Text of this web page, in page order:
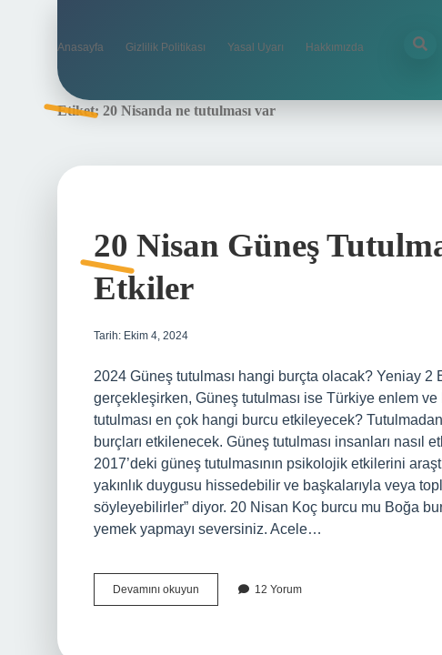
Anasayfa Gizlilik Politikası Yasal Uyarı Hakkımızda
Etiket: 20 Nisanda ne tutulması var
20 Nisan Güneş
Etkiler
Tarih: Ekim 4, 2024
2024 Güneş tutulması hangi burçta olacak? Yeniay 2
gerçekleşirken, Güneş tutulması ise Türkiye enlem
tutulması en çok hangi burcu etkileyecek?
burçları etkilenecek. Güneş tutulması insanları nasıl
2017’deki güneş tutulmasının psikolojik etkilerini
yakınlık duygusu hissedebilir ve başkalarıyla veya
söyleyebilirler” diyor. 20 Nisan Koç burcu mu Boğa
yemek yapmayı seversiniz. Acele…
Devamını okuyun
Nisan
12 Yorum